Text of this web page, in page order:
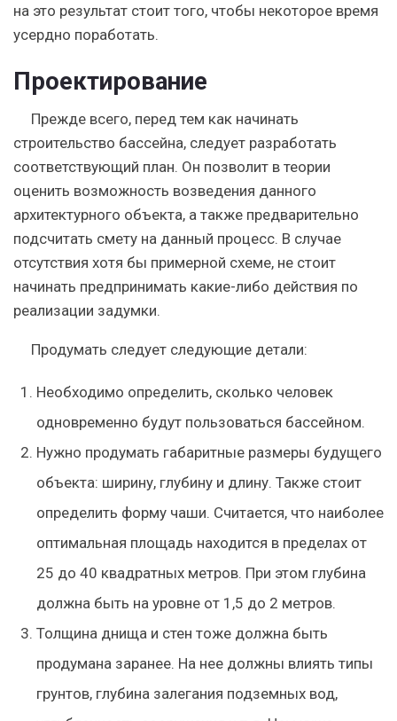
на это результат стоит того, чтобы некоторое время
усердно поработать.
Проектирование
Прежде всего, перед тем как начинать
строительство бассейна, следует разработать
соответствующий план. Он позволит в теории
оценить возможность возведения данного
архитектурного объекта, а также предварительно
подсчитать смету на данный процесс. В случае
отсутствия хотя бы примерной схеме, не стоит
начинать предпринимать какие-либо действия по
реализации задумки.
Продумать следует следующие детали:
Необходимо определить, сколько человек
одновременно будут пользоваться бассейном.
Нужно продумать габаритные размеры будущего
объекта: ширину, глубину и длину. Также стоит
определить форму чаши. Считается, что наиболее
оптимальная площадь находится в пределах от
25 до 40 квадратных метров. При этом глубина
должна быть на уровне от 1,5 до 2 метров.
Толщина днища и стен тоже должна быть
продумана заранее. На нее должны влиять типы
грунтов, глубина залегания подземных вод,